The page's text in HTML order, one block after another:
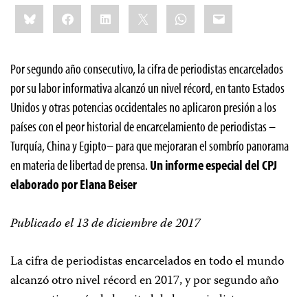
Share
this:BlueskyFacebookLinkedIn WhatsApp
Email
Por segundo año consecutivo, la cifra de periodistas encarcelados
por su labor informativa alcanzó un nivel récord, en tanto Estados
Unidos y otras potencias occidentales no aplicaron presión a los
países con el peor historial de encarcelamiento de periodistas –
Turquía, China y Egipto– para que mejoraran el sombrío panorama
en materia de libertad de prensa. Un informe especial del CPJ
elaborado por Elana Beiser
Publicado el 13 de diciembre de 2017
La cifra de periodistas encarcelados en todo el mundo
alcanzó otro nivel récord en 2017, y por segundo año